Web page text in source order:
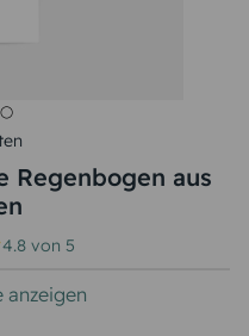
Regenbogen aus
4.8 von5
anzeigen